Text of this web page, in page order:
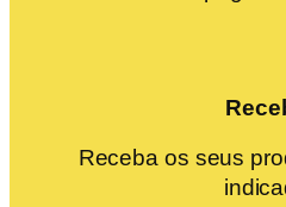
Receba os seus